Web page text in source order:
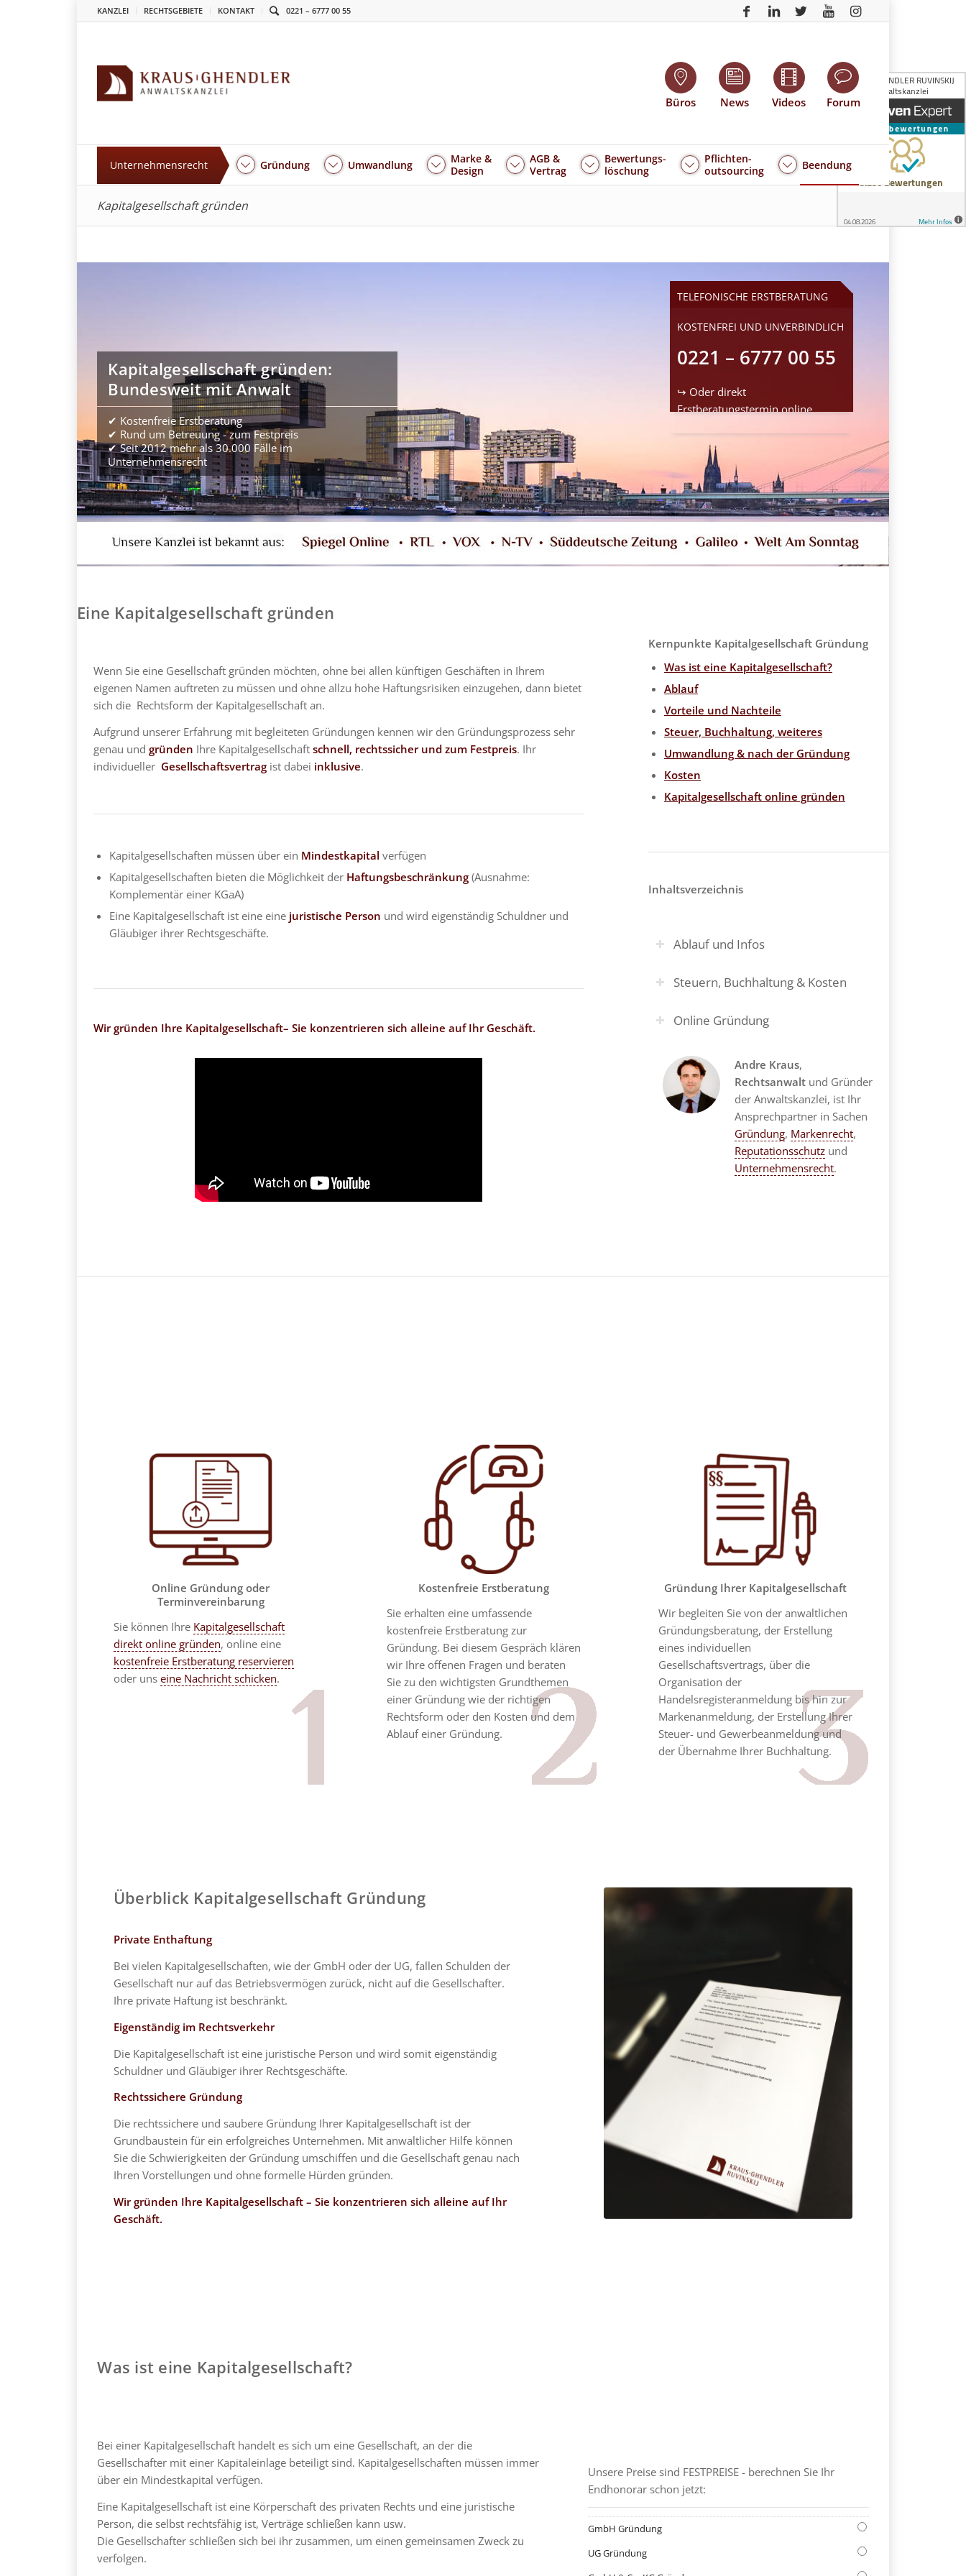
KANZLEI RECHTSGEBIETE KONTAKT 0221 – 6777 00 55
Büros News Videos Forum
Unternehmensrecht Gründung Umwandlung
Marke &
Design
AGB &
Vertrag
Bewertungs-
löschung
Pflichten-
outsourcing
Beendung
Kapitalgesellschaft gründen
Kapitalgesellschaft gründen:
Bundesweit mit Anwalt
✔ Kostenfreie Erstberatung
✔ Rund um Betreuung - zum Festpreis
✔ Seit 2012 mehr als 30.000 Fälle im
Unternehmensrecht
TELEFONISCHE ERSTBERATUNG
KOSTENFREI UND UNVERBINDLICH
0221 – 6777 00 55
↪ Oder direkt
Erstberatungsterminonline
Eine Kapitalgesellschaft gründen
Wenn Sie eine Gesellschaft gründen möchten, ohne bei allen künftigen Geschäften in Ihrem
eigenen Namen auftreten zu müssen und ohne allzu hohe Haftungsrisiken einzugehen, dann bietet
sich die Rechtsform der Kapitalgesellschaft an.
Aufgrund unserer Erfahrung mit begleiteten Gründungen kennen wir den Gründungsprozess sehr
genau und gründen Ihre Kapitalgesellschaft schnell, rechtssicher und zum Festpreis. Ihr
individueller Gesellschaftsvertragist dabei inklusive.
Kapitalgesellschaften müssen über ein Mindestkapital verfügen
Kapitalgesellschaften bieten die Möglichkeit der Haftungsbeschränkung(Ausnahme:
Komplementär einer KGaA)
Eine Kapitalgesellschaft ist eine eine juristische Person und wird eigenständig Schuldner und
Gläubiger ihrer Rechtsgeschäfte.
Wir gründen Ihre Kapitalgesellschaft– Sie konzentrieren sich alleine auf Ihr Geschäft.
Kernpunkte Kapitalgesellschaft Gründung
Was ist eine Kapitalgesellschaft?
Ablauf
Vorteile und Nachteile
Steuer, Buchhaltung, weiteres
Umwandlung & nach der Gründung
Kosten
Kapitalgesellschaft online gründen
Inhaltsverzeichnis
Ablauf und Infos
Steuern, Buchhaltung & Kosten
Online Gründung
Andre Kraus,
Rechtsanwalt und Gründer
der Anwaltskanzlei, ist Ihr
Ansprechpartner in Sachen
Gründung, Markenrecht,
Reputationsschutz und
Unternehmensrecht.
Online Gründung oder
Terminvereinbarung
Sie können Ihre Kapitalgesellschaft
direkt online gründen, online eine
kostenfreie Erstberatung reservieren
oder uns eine Nachricht schicken.
Kostenfreie Erstberatung
Sie erhalten eine umfassende
kostenfreie Erstberatung zur
Gründung. Bei diesem Gespräch klären
wir Ihre offenen Fragen und beraten
Sie zu den wichtigsten Grundthemen
einer Gründung wie der richtigen
Rechtsform oder den Kosten und dem
Ablauf einer Gründung.
Gründung Ihrer Kapitalgesellschaft
Wir begleiten Sie von der anwaltlichen
Gründungsberatung, der Erstellung
eines individuellen
Gesellschaftsvertrags, über die
Organisation der
Handelsregisteranmeldung bis hin zur
Markenanmeldung, der Erstellung Ihrer
Steuer- und Gewerbeanmeldung und
der Übernahme Ihrer Buchhaltung.
Überblick Kapitalgesellschaft Gründung
Private Enthaftung
Bei vielen Kapitalgesellschaften, wie der GmbH oder der UG, fallen Schulden der
Gesellschaft nur auf das Betriebsvermögen zurück, nicht auf die Gesellschafter.
Ihre private Haftung ist beschränkt.
Eigenständig im Rechtsverkehr
Die Kapitalgesellschaft ist eine juristische Person und wird somit eigenständig
Schuldner und Gläubiger ihrer Rechtsgeschäfte.
Rechtssichere Gründung
Die rechtssichere und saubere Gründung Ihrer Kapitalgesellschaft ist der
Grundbaustein für ein erfolgreiches Unternehmen. Mit anwaltlicher Hilfe können
Sie die Schwierigkeiten der Gründung umschiffen und die Gesellschaft genau nach
Ihren Vorstellungen und ohne formelle Hürden gründen.
Wir gründen Ihre Kapitalgesellschaft – Sie konzentrieren sich alleine auf Ihr
Geschäft.
Was ist eine Kapitalgesellschaft?
Bei einer Kapitalgesellschaft handelt es sich um eine Gesellschaft, an der die
Gesellschafter mit einer Kapitaleinlage beteiligt sind. Kapitalgesellschaften müssen immer
über ein Mindestkapital verfügen.
Eine Kapitalgesellschaft ist eine Körperschaft des privaten Rechts und eine juristische
Person, die selbst rechtsfähig ist, Verträge schließen kann usw.
Die Gesellschafter schließen sich bei ihr zusammen, um einen gemeinsamen Zweck zu
verfolgen.
Unsere Preise sind FESTPREISE - berechnen Sie Ihr
Endhonorar schon jetzt:
GmbH Gründung
UG Gründung